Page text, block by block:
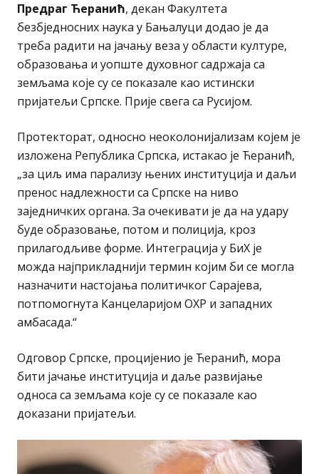
Предраг Ћеранић, декан Факултета
безбједносних наука у Бањалуци додао је да
треба радити на јачању веза у области културе,
образовања и уопште духовног садржаја са
земљама које су се показале као истински
пријатељи Српске. Прије свега са Русијом.
Протекторат, односно неоколонијализам којем је
изложена Република Српска, истакао је Ћеранић,
„за циљ има парализу њених институција и даљи
пренос надлежности са Српске на ниво
заједничких органа. За очекивати је да на удару
буде образовање, потом и полиција, кроз
прилагодљиве форме. Интеграција у БиХ је
можда најприкладнији термин којим би се могла
назначити настојања политичког Сарајева,
потпомогнута Канцеларијом ОХР и западних
амбасада.“
Одговор Српске, процијенио је Ћеранић, мора
бити јачање институција и даље развијање
односа са земљама које су се показале као
доказани пријатељи.